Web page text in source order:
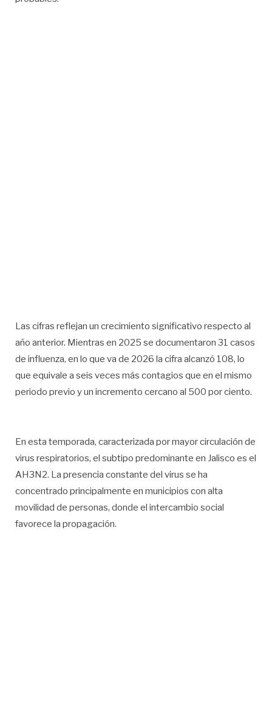
Las cifras reflejan un crecimiento significativo respecto al
año anterior. Mientras en 2025 se documentaron 31 casos
de influenza, en lo que va de 2026 la cifra alcanzó 108, lo
que equivale a seis veces más contagios que en el mismo
periodo previo y un incremento cercano al 500 por ciento.
En esta temporada, caracterizada por mayor circulación de
virus respiratorios, el subtipo predominante en Jalisco es el
AH3N2. La presencia constante del virus se ha
concentrado principalmente en municipios con alta
movilidad de personas, donde el intercambio social
favorece la propagación.